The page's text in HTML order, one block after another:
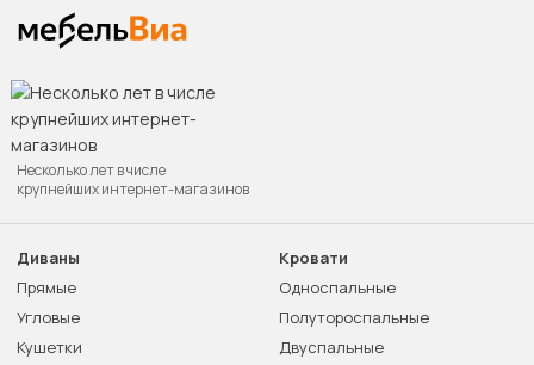
Несколько лет в числе
крупнейших интернет-магазинов
Диваны
Прямые
Угловые
Кушетки
Кровати
Односпальные
Полутороспальные
Двуспальные